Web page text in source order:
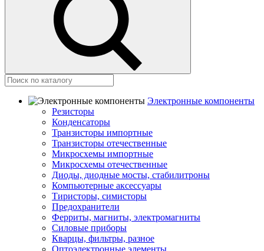
Электронные компоненты
Резисторы
Конденсаторы
Транзисторы импортные
Транзисторы отечественные
Микросхемы импортные
Микросхемы отечественные
Диоды, диодные мосты, стабилитроны
Компьютерные аксессуары
Тиристоры, симисторы
Предохранители
Ферриты, магниты, электромагниты
Силовые приборы
Кварцы, фильтры, разное
Оптоэлектронные элементы